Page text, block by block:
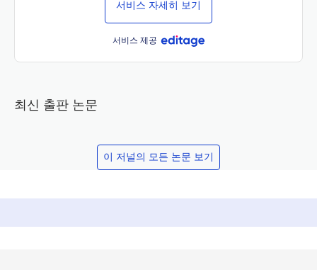
서비스 자세히 보기
서비스 제공
최신 출판 논문
이 저널의 모든 논문 보기